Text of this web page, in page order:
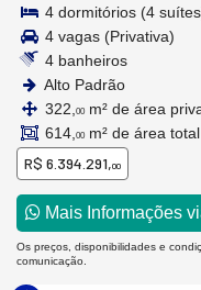
4 dormitórios (4
4 vagas (Privativa)
4 banheiros
Alto Padrão
322, 00 m² de área
614, 00 m² de área total
R$ 6.394.291,00
Mais Informações
Os preços, disponibilidades e
comunicação.